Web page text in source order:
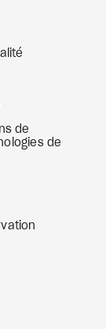
de
de